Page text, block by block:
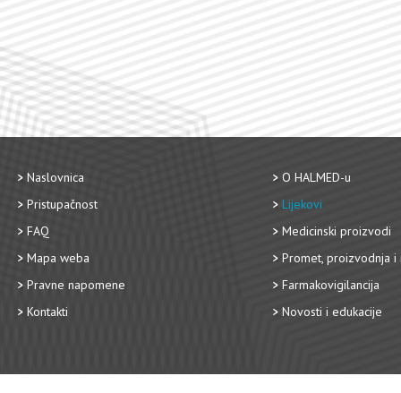
Naslovnica
Pristupačnost
FAQ
Mapa weba
Pravne napomene
Kontakti
O HALMED-u
Lijekovi
Medicinski proizvodi
Promet, proizvodnja i
Farmakovigilancija
Novosti i edukacije